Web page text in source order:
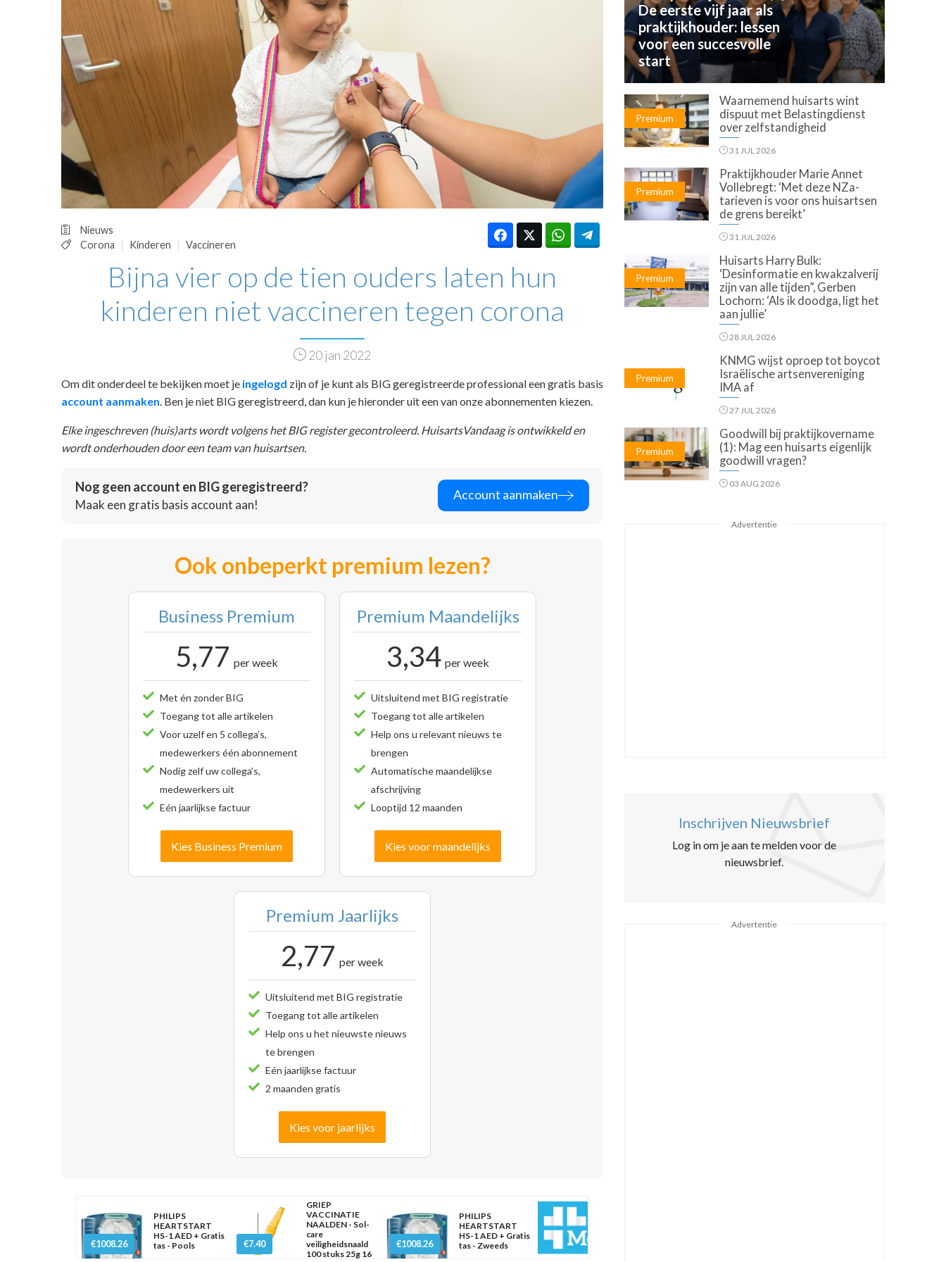
OPINIE
HUISARTSENPOST
PRAKTIJKZAKEN
TARIEVEN
VPHUISARTSEN
MEDISCHE VAKHANDEL
INLOGGEN
REGISTRATIE
Nieuws
Corona
Kinderen Vaccineren
Bijna vier op de tien ouders laten hun
kinderen niet vaccineren tegen corona
20 jan 2022
Om dit onderdeel te bekijken moet je ingelogd zijn of je kunt als BIG geregistreerde professional een gratis basis
account aanmaken . Ben je niet BIG geregistreerd, dan kun je hieronder uit een van onze abonnementen kiezen.
Elke ingeschreven (huis)arts wordt volgens het BIG register gecontroleerd. HuisartsVandaag is ontwikkeld en
wordt onderhouden door een team van huisartsen.
Nog geen account en BIG geregistreerd?
Maak een gratis basis account aan!
Account aanmaken
Ook onbeperkt premium lezen?
Business Premium
5,77 per week
Met én zonder BIG
Toegang tot alle artikelen
Voor uzelf en 5 collega’s,
medewerkers één abonnement
Nodig zelf uw collega’s,
medewerkers uit
Eén jaarlijkse factuur
Kies Business Premium
Premium Maandelijks
3,34 per week
Uitsluitend met BIG registratie
Toegang tot alle artikelen
Help ons u relevant nieuws te
brengen
Automatische maandelijkse
afschrijving
Looptijd 12 maanden
Kies voor maandelijks
Premium Jaarlijks
2,77 per week
Uitsluitend met BIG registratie
Toegang tot alle artikelen
Help ons u het nieuwste nieuws
te brengen
Eén jaarlijkse factuur
2 maanden gratis
Kies voor jaarlijks
€1008.26
PHILIPS
HEARTSTART
HS-1 AED + Gratis
tas - Pools
€7.40
GRIEP
VACCINATIE
NAALDEN - Sol-
care
veiligheidsnaald
100 stuks 25g 16
€1008.26
PHILIPS
HEARTSTART
HS-1 AED + Gratis
tas - Zweeds
De eerste vijf jaar als
praktijkhouder: lessen
voor een succesvolle
start
Premium
Waarnemend huisarts wint
dispuut met Belastingdienst
over zelfstandigheid
31 JUL 2026
Premium
Praktijkhouder Marie Annet
Vollebregt: ‘Met deze NZa-
tarieven is voor ons huisartsen
de grens bereikt’
31 JUL 2026
Premium
Huisarts Harry Bulk:
‘Desinformatie en kwakzalverij
zijn van alle tijden”, Gerben
Lochorn: ‘Als ik doodga, ligt het
aan jullie’
28 JUL 2026
Premium
KNMG wijst oproep tot boycot
Israëlische artsenvereniging
IMA af
27 JUL 2026
Premium
Goodwill bij praktijkovername
(1): Mag een huisarts eigenlijk
goodwill vragen?
03 AUG 2026
Advertentie
Inschrijven Nieuwsbrief
Log in om je aan te melden voor de
nieuwsbrief.
Advertentie